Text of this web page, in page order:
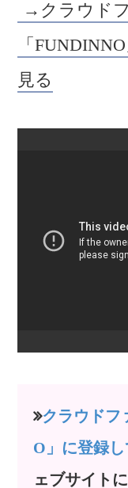
→クラウド
「
見る
クラウドフ
O」に登録し
ェブサイト